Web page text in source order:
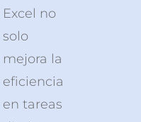
Excel no
solo
mejora la
eficiencia
en tareas